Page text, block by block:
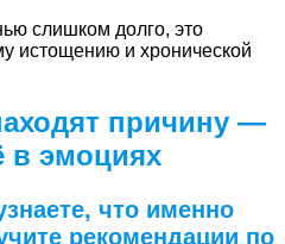
слишком долго, это
истощению и хронической
причину —
в эмоциях
что именно
рекомендации по